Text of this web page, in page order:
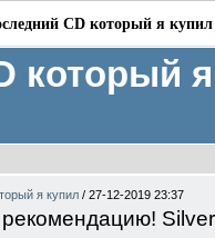
CD который я купил
который я
я купил / 27-12-2019 23:37